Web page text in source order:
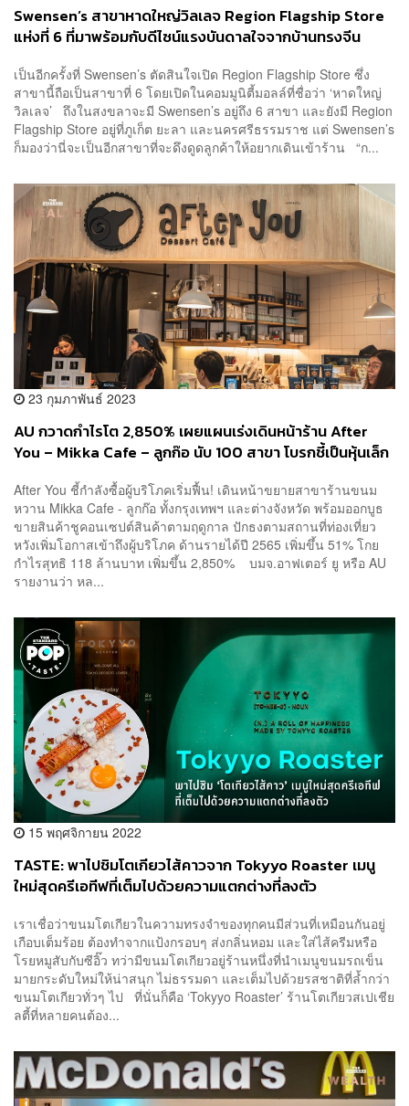
Swensen’s สาขาหาดใหญ่วิลเลจ Region Flagship Store
แห่งที่ 6 ที่มาพร้อมกับดีไซน์แรงบันดาลใจจากบ้านทรงจีน
เป็นอีกครั้งที่ Swensen’s ตัดสินใจเปิด Region Flagship Store ซึ่ง
สาขานี้ถือเป็นสาขาที่ 6 โดยเปิดในคอมมูนิตี้มอลล์ที่ชื่อว่า ‘หาดใหญ่
วิลเลจ’ ถึงในสงขลาจะมี Swensen’s อยู่ถึง 6 สาขา และยังมี Region
Flagship Store อยู่ที่ภูเก็ต ยะลา และนครศรีธรรมราช แต่ Swensen’s
ก็มองว่านี่จะเป็นอีกสาขาที่จะดึงดูดลูกค้าให้อยากเดินเข้าร้าน “ก...
23 กุมภาพันธ์ 2023
AU กวาดกำไรโต 2,850% เผยแผนเร่งเดินหน้าร้าน After
You – Mikka Cafe – ลูกก๊อ นับ 100 สาขา โบรกชี้เป็นหุ้นเล็ก
After You ชี้กำลังซื้อผู้บริโภคเริ่มฟื้น! เดินหน้าขยายสาขาร้านขนม
หวาน Mikka Cafe - ลูกก๊อ ทั้งกรุงเทพฯ และต่างจังหวัด พร้อมออกบูธ
ขายสินค้าชูคอนเซปต์สินค้าตามฤดูกาล ปักธงตามสถานที่ท่องเที่ยว
หวังเพิ่มโอกาสเข้าถึงผู้บริโภค ด้านรายได้ปี 2565 เพิ่มขึ้น 51% โกย
กำไรสุทธิ 118 ล้านบาท เพิ่มขึ้น 2,850% บมจ.อาฟเตอร์ ยู หรือ AU
รายงานว่า หล...
15 พฤศจิกายน 2022
TASTE: พาไปชิมโตเกียวไส้คาวจาก Tokyyo Roaster เมนู
ใหม่สุดครีเอทีฟที่เต็มไปด้วยความแตกต่างที่ลงตัว
เราเชื่อว่าขนมโตเกียวในความทรงจำของทุกคนมีส่วนที่เหมือนกันอยู่
เกือบเต็มร้อย ต้องทำจากแป้งกรอบๆ ส่งกลิ่นหอม และใส่ไส้ครีมหรือ
โรยหมูสับกับซีอิ๊ว ทว่ามีขนมโตเกียวอยู่ร้านหนึ่งที่นำเมนูขนมรถเข็น
มายกระดับใหม่ให้น่าสนุก ไม่ธรรมดา และเต็มไปด้วยรสชาติที่ล้ำกว่า
ขนมโตเกียวทั่วๆ ไป ที่นั่นก็คือ ‘Tokyyo Roaster’ ร้านโตเกียวสเปเชีย
ลตี้ที่หลายคนต้อง...